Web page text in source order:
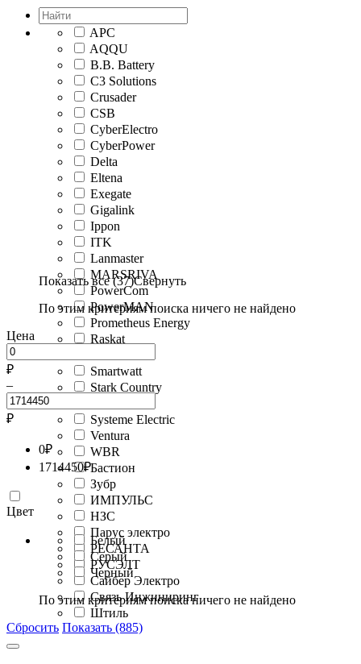
APC
AQQU
B.B. Battery
C3 Solutions
Crusader
CSB
CyberElectro
CyberPower
Delta
Eltena
Exegate
Gigalink
Ippon
ITK
Lanmaster
MARSRIVA
PowerCom
PowerMAN
Prometheus Energy
Raskat
Smartwatt
Stark Country
Systeme Electric
Ventura
WBR
Бастион
Зубр
ИМПУЛЬС
НЗС
Парус электро
РЕСАНТА
РУСЭЛТ
Сайбер Электро
Связь Инжиниринг
Штиль
Показать все (37)Свернуть
По этим критериям поиска ничего не найдено
Цена
₽
–
₽
0₽
1714450₽
Цвет
Белый
Серый
Черный
По этим критериям поиска ничего не найдено
Сбросить Показать (885)